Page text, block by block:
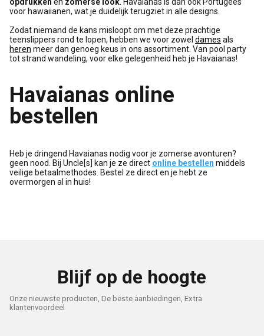
voor hawaiianen, wat je duidelijk terugziet in alle designs.
Zodat niemand de kans misloopt om met deze prachtige
teenslippers rond te lopen, hebben we voor zowel dames als
heren meer dan genoeg keus in ons assortiment. Van pool party
tot strand wandeling, voor elke gelegenheid heb je Havaianas!
Havaianas online
bestellen
Heb je dringend Havaianas nodig voor je zomerse avonturen?
geen nood. Bij Uncle[s] kan je ze direct online bestellen middels
veilige betaalmethodes. Bestel ze direct en je hebt ze
overmorgen al in huis!
Blijf op de hoogte
Onze nieuwste producten, De beste aanbiedingen, Extra
klantenvoordeel